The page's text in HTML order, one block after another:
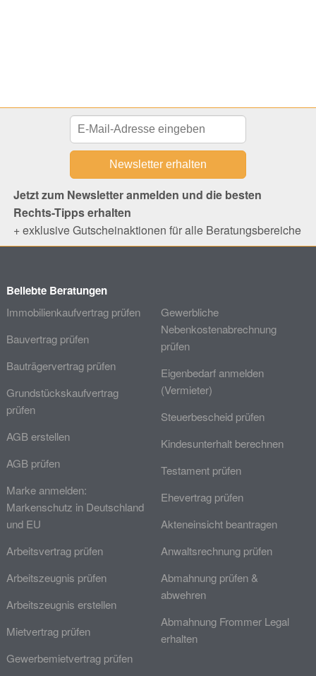
Jetzt zum Newsletter anmelden und die besten
Rechts-Tipps erhalten
+ exklusive Gutscheinaktionen für alle Beratungsbereiche
Beliebte Beratungen
Immobilienkaufvertrag prüfen
Bauvertrag prüfen
Bauträgervertrag prüfen
Grundstückskaufvertrag
prüfen
AGB erstellen
AGB prüfen
Marke anmelden:
Markenschutz in Deutschland
und EU
Arbeitsvertrag prüfen
Arbeitszeugnis prüfen
Arbeitszeugnis erstellen
Mietvertrag prüfen
Gewerbemietvertrag prüfen
Gewerbliche
Nebenkostenabrechnung
prüfen
Eigenbedarf anmelden
(Vermieter)
Steuerbescheid prüfen
Kindesunterhalt berechnen
Testament prüfen
Ehevertrag prüfen
Akteneinsicht beantragen
Anwaltsrechnung prüfen
Abmahnung prüfen &
abwehren
Abmahnung Frommer Legal
erhalten